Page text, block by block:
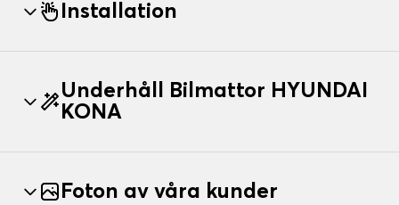
Installation
Underhåll Bilmattor HYUNDAI
KONA
Foton av våra kunder